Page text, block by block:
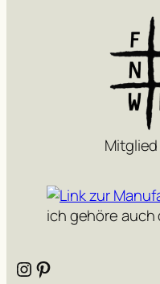
ich gehöre auch
Instagram Pinterest